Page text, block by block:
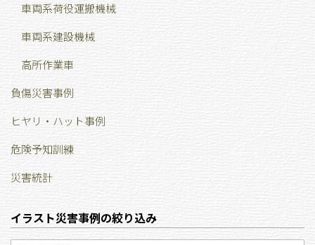
車両系荷役運搬機械
車両系建設機械
高所作業車
負傷災害事例
ヒヤリ・ハット事例
危険予知訓練
災害統計
イラスト災害事例の絞り込み